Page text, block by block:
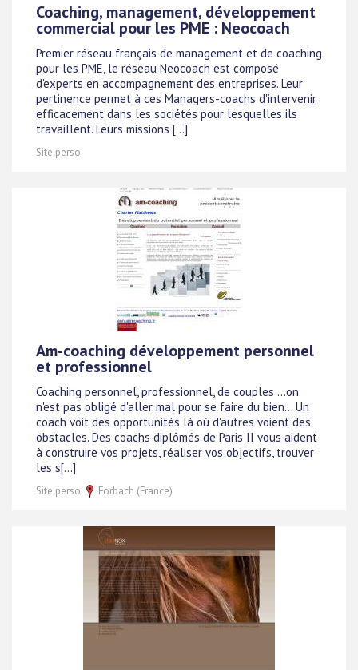
Coaching, management, développement
commercial pour les PME : Neocoach
Premier réseau français de management et de coaching
pour les PME, le réseau Neocoach est composé
d'experts en accompagnement des entreprises. Leur
pertinence permet à ces Managers-coachs d'intervenir
efficacement dans les sociétés pour lesquelles ils
travaillent. Leurs missions [...]
Site perso
Am-coaching développement personnel
et professionnel
Coaching personnel, professionnel, de couples ...on
n'est pas obligé d'aller mal pour se faire du bien... Un
coach voit des opportunités là où d'autres voient des
obstacles. Des coachs diplômés de Paris II vous aident
à construire vos projets, réaliser vos objectifs, trouver
les s[...]
Site perso Forbach (France)